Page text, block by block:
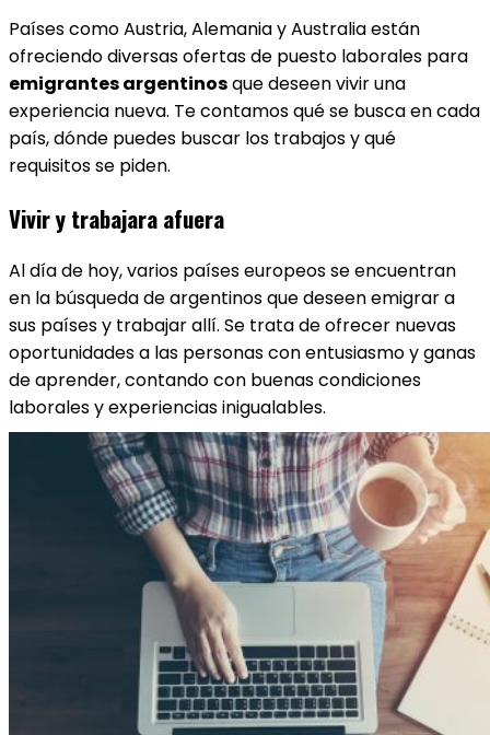
Países como Austria, Alemania y Australia están
ofreciendo diversas ofertas de puesto laborales para
emigrantes argentinosque deseen vivir una
experiencia nueva. Te contamos qué se busca en cada
país, dónde puedes buscar los trabajos y qué
requisitos se piden.
Vivir y trabajara afuera
Al día de hoy, varios países europeos se encuentran
en la búsqueda de argentinos que deseen emigrar a
sus países y trabajar allí. Se trata de ofrecer nuevas
oportunidades a las personas con entusiasmo y ganas
de aprender, contando con buenas condiciones
laborales y experiencias inigualables.